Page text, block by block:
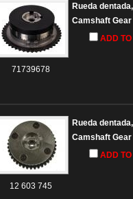
71739678
Rueda
Camshaft Gear
ADD
12 603 745
Rueda
Camshaft Gear
ADD